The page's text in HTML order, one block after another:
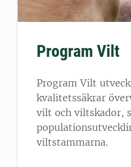
Program Vilt
Program Vilt
kvalitetssäkrar
vilt och viltskador,
viltstammarna.